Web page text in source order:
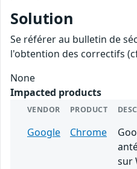
Solution
Se référer au bulletin de
l'obtention des correctifs
None
Impacted products
VENDOR PRODUCT
Google Chrome
sur